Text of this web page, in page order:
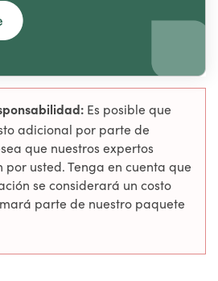
Es posible que
adicional por parte de
que nuestros expertos
usted. Tenga en cuenta que
se considerará un costo
parte de nuestro paquete